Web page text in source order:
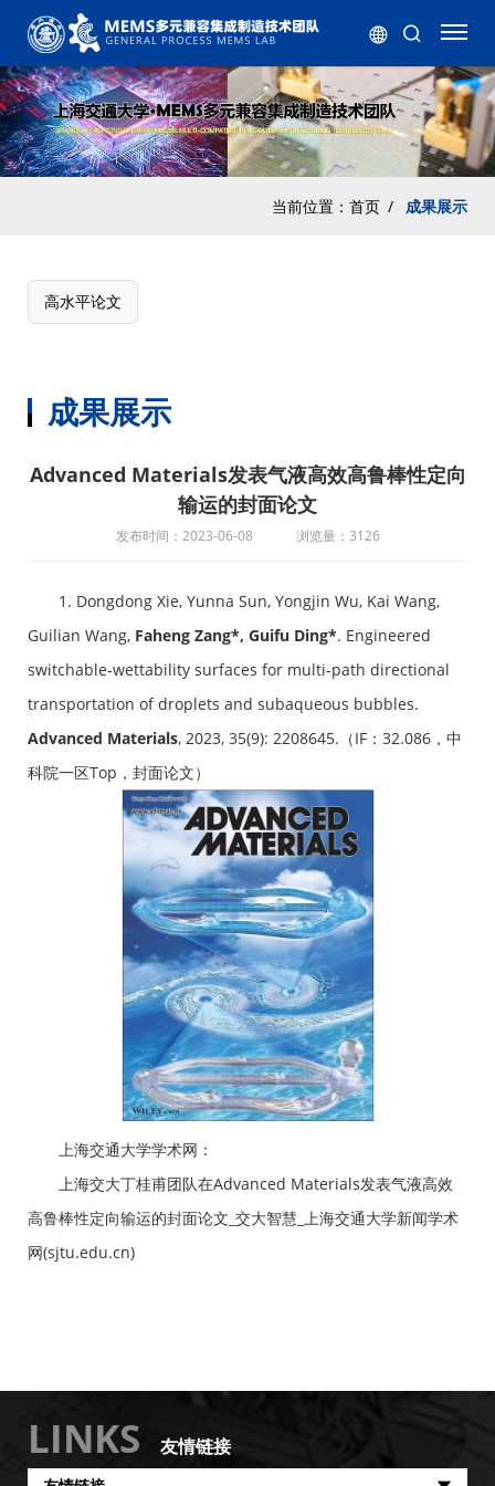
当前位置： 首页 / 成果展示
高水平论文
成果展示
Advanced Materials发表气液高效高鲁棒性定向
输运的封面论文
发布时间：2023-06-08 浏览量：3126
1. Dongdong Xie, Yunna Sun, Yongjin Wu, Kai Wang,
Guilian Wang, Faheng Zang*, Guifu Ding*. Engineered
switchable‐wettability surfaces for multi‐path directional
transportation of droplets and subaqueous bubbles.
Advanced Materials, 2023, 35(9): 2208645.（IF：32.086，中
科院一区Top，封面论文）
上海交通大学学术网：
上海交大丁桂甫团队在Advanced Materials发表气液高效
高鲁棒性定向输运的封面论文_交大智慧_上海交通大学新闻学术
网(sjtu.edu.cn)
LINKS 友情链接